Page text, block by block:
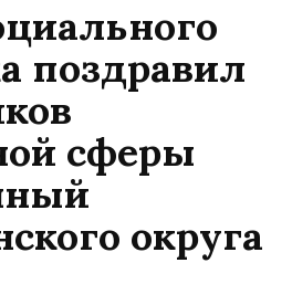
поздравил
сферы
округа